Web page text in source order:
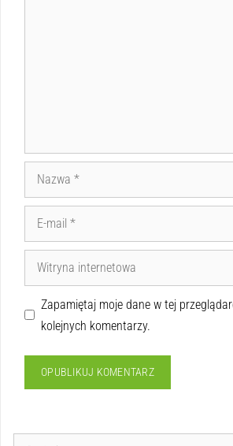
Zapamiętaj moje dane w tej
kolejnych komentarzy.